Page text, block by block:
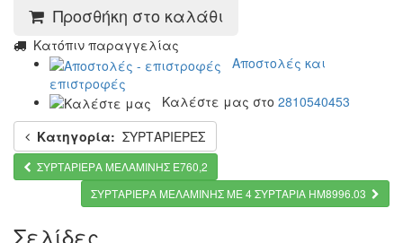
Προσθήκη στο καλάθι
Kατόπιν παραγγελίας
Αποστολές και
επιστροφές
Καλέστε μας στο 2810540453
Κατηγορία: ΣΥΡΤΑΡΙΕΡΕΣ
ΣΥΡΤΑΡΙΕΡΑ ΜΕΛΑΜΙΝΗΣ Ε760,2
ΣΥΡΤΑΡΙΕΡΑ ΜΕΛΑΜΙΝΗΣ ME 4 ΣΥΡΤΑΡΙΑ HM8996.03
Σελίδες